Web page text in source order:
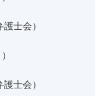
士会）
士会）